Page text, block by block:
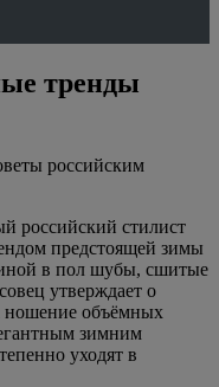
тренды
российским
российский стилист
предстоящей зимы
в пол шубы, сшитые
утверждает о
ношение объёмных
зимним
уходят в